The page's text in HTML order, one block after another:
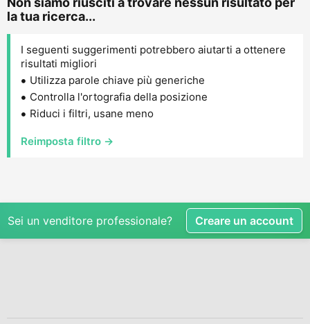
la tua ricerca...
I seguenti suggerimenti potrebbero aiutarti a ottenere
risultati migliori
Utilizza parole chiave più generiche
Controlla l'ortografia della posizione
Riduci i filtri, usane meno
Reimposta filtro →
Sei un venditore professionale? Creare un account